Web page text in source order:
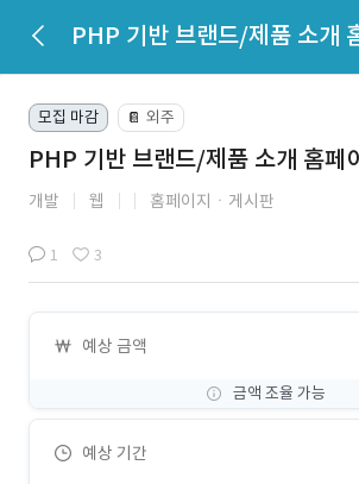
모집 마감 📔 외주
PHP 기반 브랜드/제품 소개 홈페
개발 웹 홈페이지ㆍ게시판
1 3
예상 금액
금액 조율 가능
예상 기간